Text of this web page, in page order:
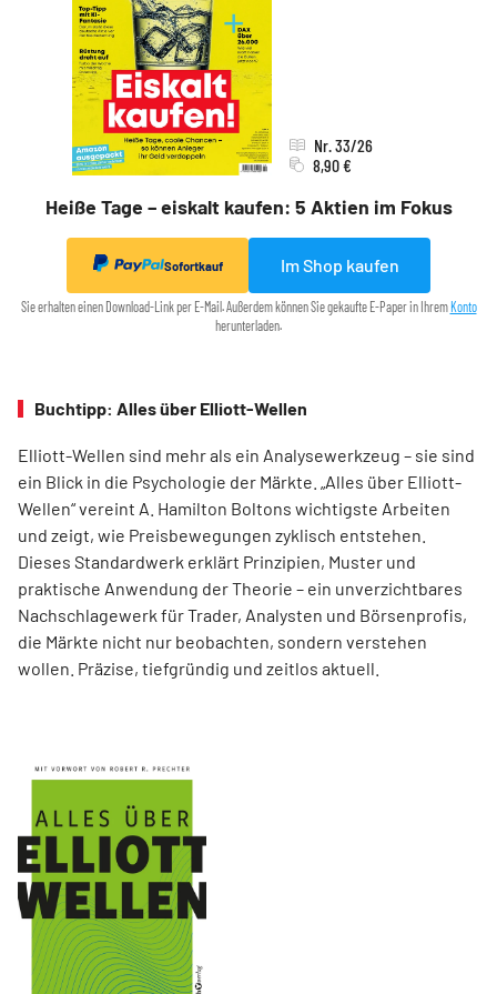
Heiße Tage – eiskalt kaufen: 5 Aktien im Fokus
Nr. 33/26
8,90 €
Sofortkauf Im Shop kaufen
Sie erhalten einen Download-Link per E-Mail. Außerdem können Sie gekaufte E-Paper in Ihrem Konto
herunterladen.
Buchtipp: Alles über Elliott-Wellen
Elliott-Wellen sind mehr als ein Analysewerkzeug – sie sind
ein Blick in die Psychologie der Märkte. „Alles über Elliott-
Wellen“ vereint A. Hamilton Boltons wichtigste Arbeiten
und zeigt, wie Preisbewegungen zyklisch entstehen.
Dieses Standardwerk erklärt Prinzipien, Muster und
praktische Anwendung der Theorie – ein unverzichtbares
Nachschlagewerk für Trader, Analysten und Börsenprofis,
die Märkte nicht nur beobachten, sondern verstehen
wollen. Präzise, tiefgründig und zeitlos aktuell.